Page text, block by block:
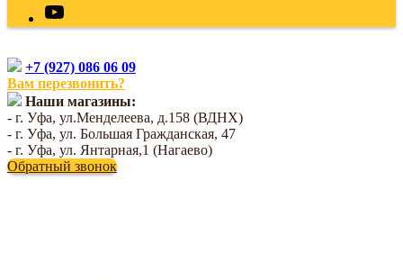
+7 (927) 086 06 09
Вам перезвонить?
Наши магазины:
- г. Уфа, ул.Менделеева, д.158 (ВДНХ)
- г. Уфа, ул. Большая Гражданская, 47
- г. Уфа, ул. Янтарная,1 (Нагаево)
Обратный звонок